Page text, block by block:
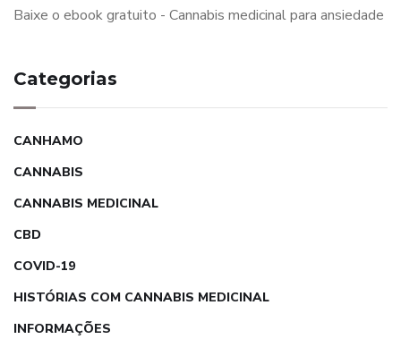
Baixe o ebook gratuito - Cannabis medicinal para ansiedade
Categorias
CANHAMO
CANNABIS
CANNABIS MEDICINAL
CBD
COVID-19
HISTÓRIAS COM CANNABIS MEDICINAL
INFORMAÇÕES